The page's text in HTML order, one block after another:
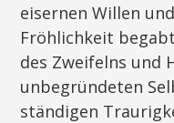
eisernen Willen
Fröhlichkeit
des Zweifelns und
unbegründeten
ständigen